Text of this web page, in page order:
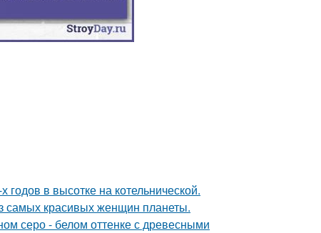
в высотке на котельнической.
самых красивых женщин планеты.
серо - белом оттенке с древесными